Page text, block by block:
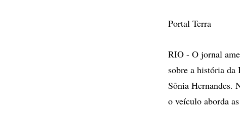
Portal Terra
RIO - O jornal
sobre a história da
Sônia Hernandes.
o veículo aborda